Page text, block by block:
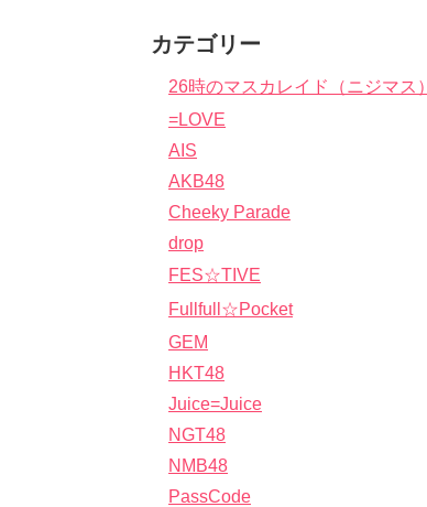
カテゴリー
26時のマスカレイド（ニジマス）
=LOVE
AIS
AKB48
Cheeky Parade
drop
FES☆TIVE
Fullfull☆Pocket
GEM
HKT48
Juice=Juice
NGT48
NMB48
PassCode